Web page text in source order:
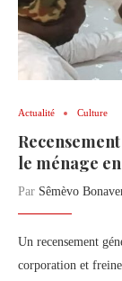
Actualité Culture
le ménage
Par Sêmèvo
Un recensement
corporation et